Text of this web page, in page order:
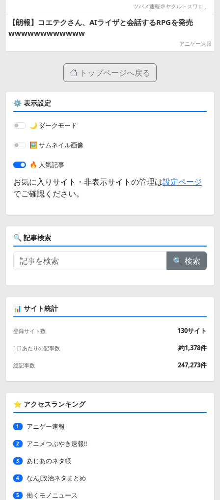
ツバメ速報＠ヤクルトスワローズまとめ
【朗報】コエテクさん、AIライザと会話するRPGを発売
wwwwwwwwwwww
アニゲー速報
トップページへ戻る
⚙️ 表示設定
🌙 ダークモード
🖼️ サムネイル画像
🔥 人気記事
お気に入りサイト・非表示サイトの管理は設定ページ
でご確認ください。
🔍 記事検索
🔍 検索
📊 サイト統計
登録サイト数 130サイト
1日あたりの記事数 約1,378件
総記事数 247,273件
⭐ アクセスランキング
1 アニゲー速報
2 アニメつぶやき速報‼︎
3 あじあのネタ帳
4 なんJ政治ネタまとめ
5 働くモノニュース